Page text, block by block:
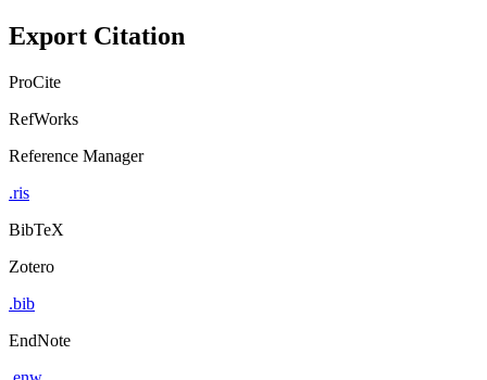
Export Citation
ProCite
RefWorks
Reference Manager
.ris
BibTeX
Zotero
.bib
EndNote